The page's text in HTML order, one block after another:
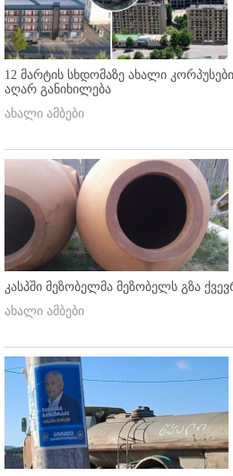
12 მარტის სხდომაზე ახალი
აღარ განიხილება
ახალი ამბები
კასპში მეზობელმა მეზობელს გზა
ახალი ამბები